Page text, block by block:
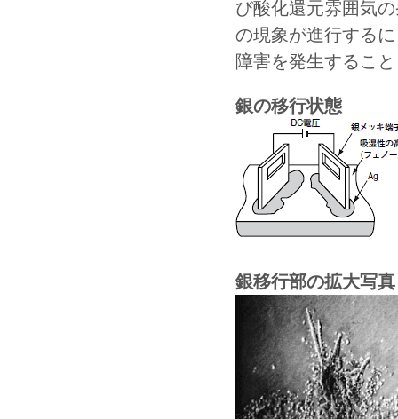
び酸化還元雰囲気
の現象が進行する
障害を発生するこ
銀の移行状態
銀移行部の拡大写真